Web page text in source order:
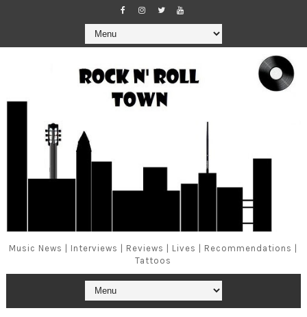
Music News | Interviews | Reviews | Lives | Recommendations |
Tattoos